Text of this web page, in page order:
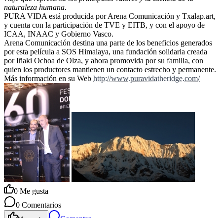
naturaleza humana.
PURA VIDA está producida por Arena Comunicación y Txalap.art,
y cuenta con la participación de TVE y EITB, y con el apoyo de
ICAA, INAAC y Gobierno Vasco.
Arena Comunicación destina una parte de los beneficios generados
por esta película a SOS Himalaya, una fundación solidaria creada
por Iñaki Ochoa de Olza, y ahora promovida por su familia, con
quien los productores mantienen un contacto estrecho y permanente.
Más información en su Web http://www.puravidatheridge.com/
0 Me gusta
0 Comentarios